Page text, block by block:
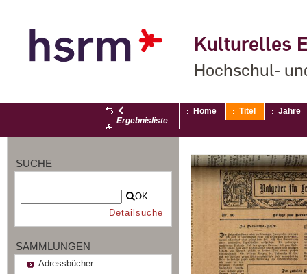
Kulturelles
Hochschul-
Ergebnisliste
Home Titel Jahre
SUCHE
OK
Detailsuche
SAMMLUNGEN
Adressbücher